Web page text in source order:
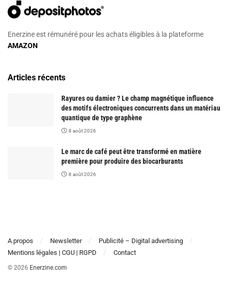
Enerzine est rémunéré pour les achats éligibles à la plateforme
AMAZON
Articles récents
Rayures ou damier ? Le champ magnétique influence
des motifs électroniques concurrents dans un matériau
quantique de type graphène
8 août 2026
Le marc de café peut être transformé en matière
première pour produire des biocarburants
8 août 2026
A propos Newsletter
Publicité – Digital advertising
Mentions légales | CGU | RGPD
Contact
© 2026 Enerzine.com